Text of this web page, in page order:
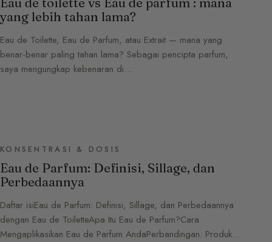
yang lebih tahan lama?
Eau de Toilette, Eau de Parfum, atau Extrait — mana yang
benar-benar paling tahan lama? Sebagai pencipta parfum,
saya mengungkap kebenaran di…
KONSENTRASI & DOSIS
Eau de Parfum: Definisi, Sillage, dan
Perbedaannya
Daftar isiEau de Parfum: Definisi, Sillage, dan Perbedaannya
dengan Eau de ToiletteApa Itu Eau de Parfum?Cara
Mengaplikasikan Eau de Parfum AndaPerbandingan: Produk…